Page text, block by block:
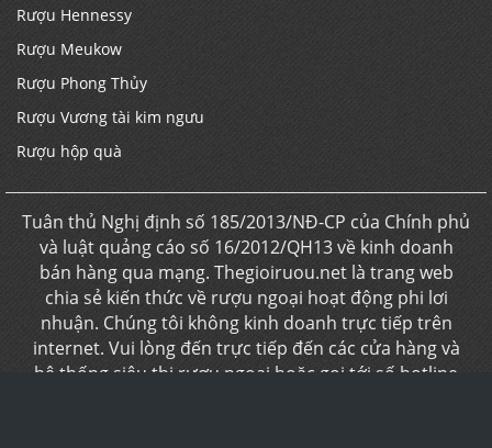
Rượu Hennessy
Rượu Meukow
Rượu Phong Thủy
Rượu Vương tài kim ngưu
Rượu hộp quà
Tuân thủ Nghị định số 185/2013/NĐ-CP của Chính phủ
và luật quảng cáo số 16/2012/QH13 về kinh doanh
bán hàng qua mạng. Thegioiruou.net là trang web
chia sẻ kiến thức về rượu ngoại hoạt động phi lơi
nhuận. Chúng tôi không kinh doanh trực tiếp trên
internet. Vui lòng đến trực tiếp đến các cửa hàng và
hệ thống siêu thị rượu ngoại hoặc gọi tới số hotline